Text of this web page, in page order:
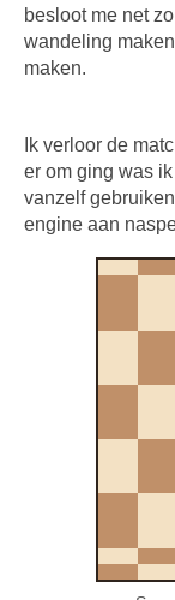
besloot me net
wandeling
maken.
Ik verloor de
er om ging was
vanzelf
engine aan